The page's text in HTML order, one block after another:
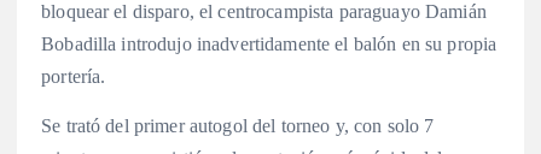
bloquear el disparo, el centrocampista paraguayo Damián
Bobadilla introdujo inadvertidamente el balón en su propia
portería.
Se trató del primer autogol del torneo y, con solo 7